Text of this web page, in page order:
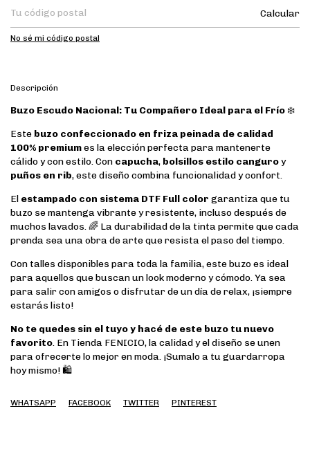
Calcular
No sé mi código postal
Descripción
Buzo Escudo Nacional: Tu Compañero Ideal para el Frío ❄️
Este buzo confeccionado en friza peinada de calidad
100% premiumes la elección perfecta para mantenerte
cálido y con estilo. Con capucha, bolsillos estilo canguroy
puños en rib, este diseño combina funcionalidad y confort.
El estampado con sistema DTF Full color garantiza que tu
buzo se mantenga vibrante y resistente, incluso después de
muchos lavados. 🌈 La durabilidad de la tinta permite que cada
prenda sea una obra de arte que resista el paso del tiempo.
Con talles disponibles para toda la familia, este buzo es ideal
para aquellos que buscan un look moderno y cómodo. Ya sea
para salir con amigos o disfrutar de un día de relax, ¡siempre
estarás listo!
No te quedes sin el tuyo y hacé de este buzo tu nuevo
favorito. En Tienda FENICIO, la calidad y el diseño se unen
para ofrecerte lo mejor en moda. ¡Sumalo a tu guardarropa
hoy mismo! 🛍️
WHATSAPP FACEBOOK TWITTER PINTEREST